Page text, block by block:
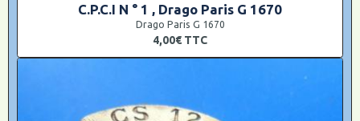
C.P.C.I N ° 1 , Drago Paris G 1670
Drago Paris G 1670
4,00€ TTC